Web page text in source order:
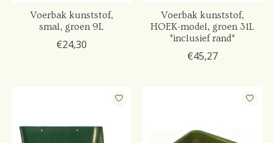
Voerbak kunststof,
smal, groen 9L
€24,30
Voerbak kunststof,
HOEK-model, groen 31L
*inclusief rand*
€45,27